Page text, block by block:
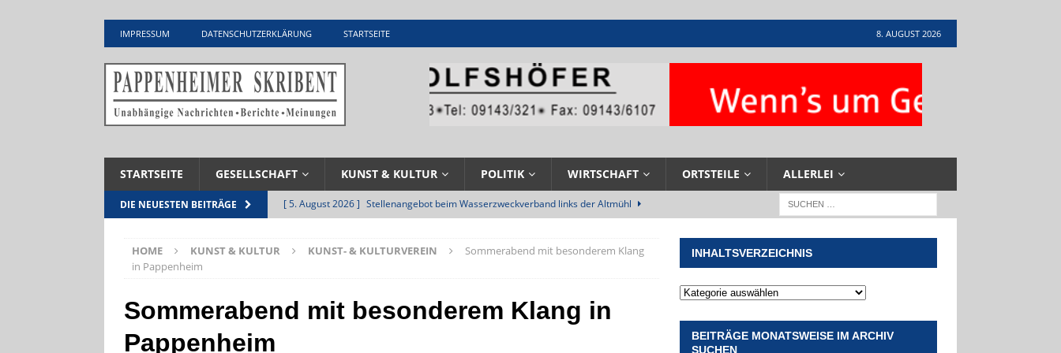
IMPRESSUM DATENSCHUTZERKLÄRUNG STARTSEITE 8. AUGUST 2026
STARTSEITE GESELLSCHAFT KUNST & KULTUR POLITIK WIRTSCHAFT ORTSTEILE ALLERLEI
DIE NEUESTEN BEITRÄGE [ 5. August 2026 ] Stellenangebot beim Wasserzweckverband links der Altmühl
[ 5. August 2026 ] Feuerwehr Pappenheim im Einsatz bei Brand im Solnhofener
[ 4. August 2026 ] Militärgeschichte paddelt in Pappenheim bis heute mit
HOME KUNST & KULTUR KUNST- & KULTURVEREIN
Sommerabend mit besonderem Klang
in Pappenheim
Sommerabend mit besonderem Klang in
Pappenheim
INHALTSVERZEICHNIS
BEITRÄGE MONATSWEISE IM ARCHIV
SUCHEN